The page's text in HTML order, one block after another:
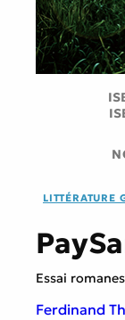
LITTÉRATURE
Essai
Ferdinand